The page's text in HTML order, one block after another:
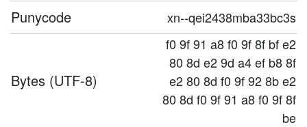
Punycode xn--qei2438mba33bc3s
Bytes (UTF-8)
f0 9f 91 a8 f0 9f 8f bf e2
80 8d e2 9d a4 ef b8 8f
e2 80 8d f0 9f 92 8b e2
80 8d f0 9f 91 a8 f0 9f 8f
be